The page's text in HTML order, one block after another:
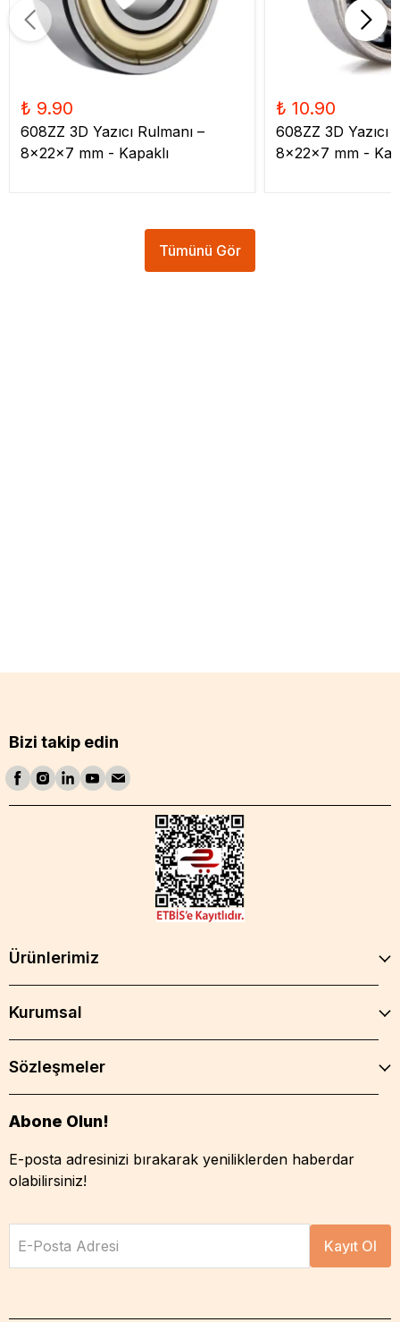
₺ 9.90
608ZZ 3D Yazıcı Rulmanı –
8x22x7 mm - Kapaklı
₺ 10.90
608ZZ 3D Yazıcı
8x22x7 mm -
Tümünü Gör
Bizi takip edin
Ürünlerimiz
Kurumsal
Sözleşmeler
Abone Olun!
E-posta adresinizi bırakarak yeniliklerden haberdar
olabilirsiniz!
E-Posta Adresi Kayıt Ol